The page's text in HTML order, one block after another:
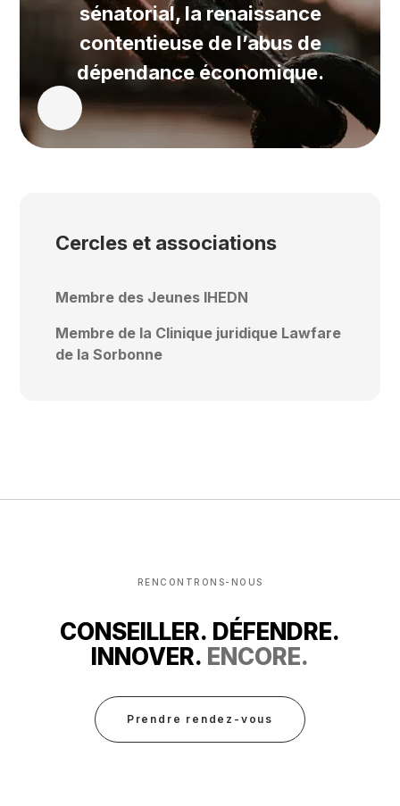
sénatorial, la renaissance
contentieuse de l’abus de
dépendance économique.
Lire l'article
Cercles et associations
Membre des Jeunes IHEDN
Membre de la Clinique juridique Lawfare
de la Sorbonne
RENCONTRONS-NOUS
CONSEILLER. DÉFENDRE.
INNOVER. ENCORE.
Prendre rendez-vous